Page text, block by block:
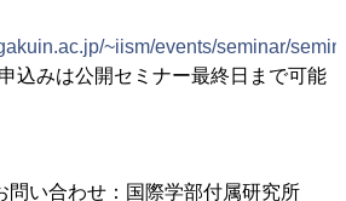
~iism/events/seminar/
込みは公開セミナー最終日まで可能
問い合わせ：国際学部付属研究所